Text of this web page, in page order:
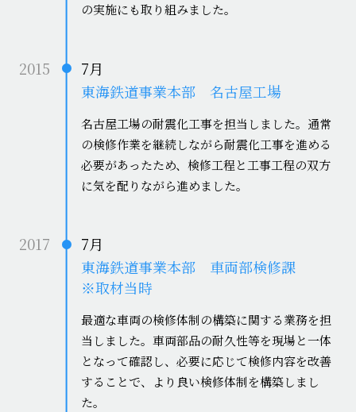
の実施にも取り組みました。
2015
7月
東海鉄道事業本部 名古屋工場
名古屋工場の耐震化工事を担当しました。通常
の検修作業を継続しながら耐震化工事を進める
必要があったため、検修工程と工事工程の双方
に気を配りながら進めました。
2017
7月
東海鉄道事業本部 車両部検修課
※取材当時
最適な車両の検修体制の構築に関する業務を担
当しました。車両部品の耐久性等を現場と一体
となって確認し、必要に応じて検修内容を改善
することで、より良い検修体制を構築しまし
た。